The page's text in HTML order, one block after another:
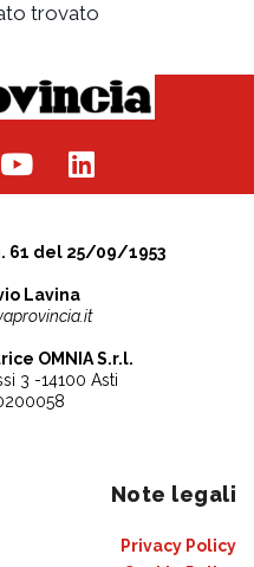
trovato
61 del 25/09/1953
Lavina
OMNIA S.r.l.
3 -14100 Asti
Note legali
Privacy Policy